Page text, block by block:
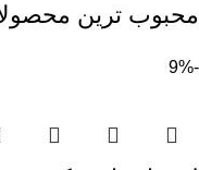
محبوب ترین
-9%